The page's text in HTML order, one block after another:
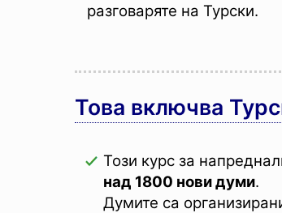
разговаряте на Турски.
Това включва
Този курс за
над 1800 нови думи.
Думите са